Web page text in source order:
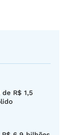
R$ 1,5